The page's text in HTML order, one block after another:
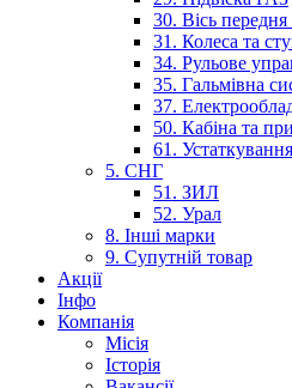
30. Вісь
31. Колеса та
34. Рульове
35. Гальмівна
37.
50. Кабіна та
61.
5. СНГ
51. ЗИЛ
52. Урал
8. Інші марки
9. Супутній товар
Акції
Інфо
Компанія
Місія
Історія